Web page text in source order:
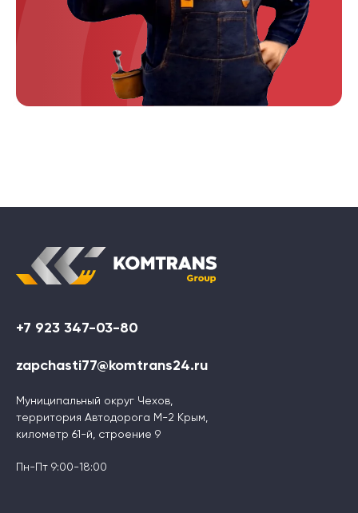
+7 923 347-03-80
zapchasti77@komtrans24.ru
Муниципальный округ Чехов,
территория Автодорога М-2 Крым,
километр 61-й, строение 9
Пн-Пт 9:00-18:00